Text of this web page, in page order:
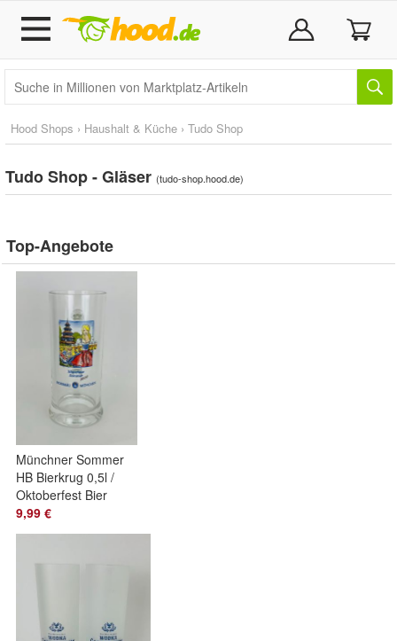
Hood Shops › Haushalt & Küche › Tudo Shop
Tudo Shop - Gläser (tudo-shop.hood.de)
Top-Angebote
Münchner Sommer
HB Bierkrug 0,5l /
Oktoberfest Bier
krug Hofbräu
München
9,99 €